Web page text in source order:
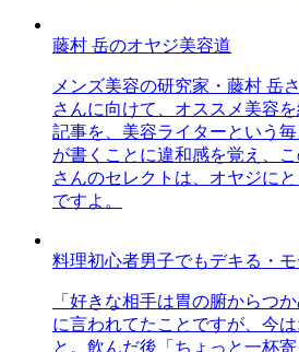
藤村 岳のオヤジ美容道
メンズ美容の研究家・藤村 岳
さんに向けて、オススメ美容
記事を、美容ライターという
が書くことに違和感を覚え、
さんのセレクトは、オヤジに
ですよ。
料理初心者男子でもデキる・
「好きな相手は胃の腑からつ
に言われてたことですが、今
と。飲んだ後「ちょっと一杯